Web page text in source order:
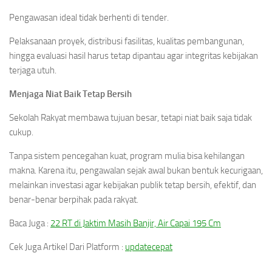
Pengawasan ideal tidak berhenti di tender.
Pelaksanaan proyek, distribusi fasilitas, kualitas pembangunan,
hingga evaluasi hasil harus tetap dipantau agar integritas kebijakan
terjaga utuh.
Menjaga Niat Baik Tetap Bersih
Sekolah Rakyat membawa tujuan besar, tetapi niat baik saja tidak
cukup.
Tanpa sistem pencegahan kuat, program mulia bisa kehilangan
makna. Karena itu, pengawalan sejak awal bukan bentuk kecurigaan,
melainkan investasi agar kebijakan publik tetap bersih, efektif, dan
benar-benar berpihak pada rakyat.
Baca Juga : 22 RT di Jaktim Masih Banjir, Air Capai 195 Cm
Cek Juga Artikel Dari Platform : updatecepat